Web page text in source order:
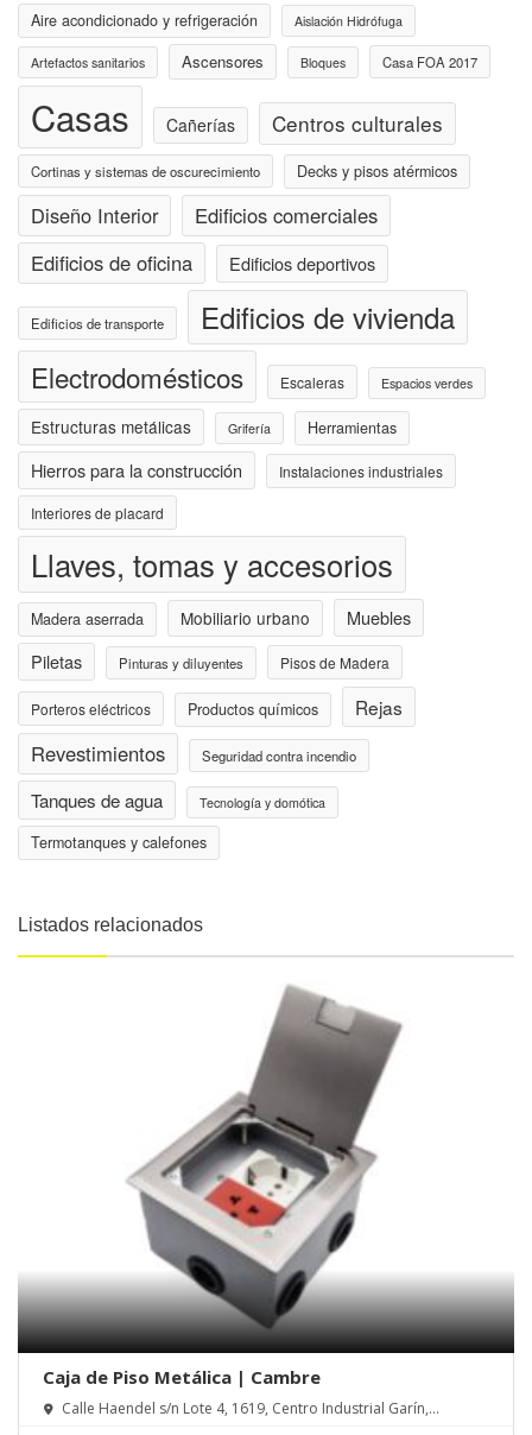
Aire acondicionado y refrigeración Aislación Hidrófuga
Artefactos sanitarios Ascensores Bloques Casa FOA 2017
Casas Cañerías Centros culturales
Cortinas y sistemas de oscurecimiento Decks y pisos atérmicos
Diseño Interior
Edificios comerciales
Edificios de oficina
Edificios deportivos
Edificios de transporte Edificios de vivienda
Electrodomésticos Escaleras Espacios verdes
Estructuras metálicas Grifería Herramientas
Hierros para la construcción Instalaciones industriales
Interiores de placard
Llaves, tomas y accesorios
Madera aserrada Mobiliario urbano
Muebles
Piletas
Pinturas y diluyentes Pisos de Madera
Porteros eléctricos Productos químicos Rejas
Revestimientos Seguridad contra incendio
Tanques de agua Tecnología y domótica
Termotanques y calefones
Listados relacionados
Caja de Piso Metálica | Cambre
Calle Haendel s/n Lote 4, 1619, Centro Industrial Garín,